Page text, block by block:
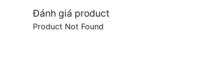
Đánh giá product
Product Not Found